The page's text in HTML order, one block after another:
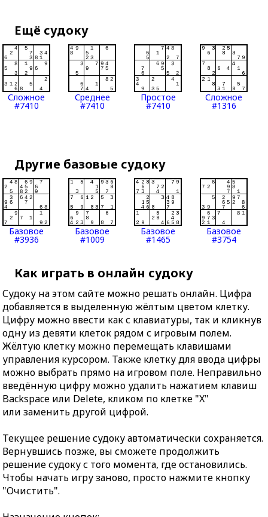
Ещё судоку
Сложное
#7410
Среднее
#7410
Простое
#7410
Сложное
#1316
Другие базовые судоку
Базовое
#3936
Базовое
#1009
Базовое
#1465
Базовое
#3754
Как играть в онлайн судоку
Судоку на этом сайте можно решать онлайн. Цифра
добавляется в выделенную жёлтым цветом клетку.
Цифру можно ввести как с клавиатуры, так и кликнув
одну из девяти клеток рядом с игровым полем.
Жёлтую клетку можно перемещать клавишами
управления курсором. Также клетку для ввода цифры
можно выбрать прямо на игровом поле. Неправильно
введённую цифру можно удалить нажатием клавиш
Backspace или Delete, кликом по клетке "X"
или заменить другой цифрой.
Текущее решение судоку автоматически сохраняется.
Вернувшись позже, вы сможете продолжить
решение судоку с того момента, где остановились.
Чтобы начать игру заново, просто нажмите кнопку
"Очистить".